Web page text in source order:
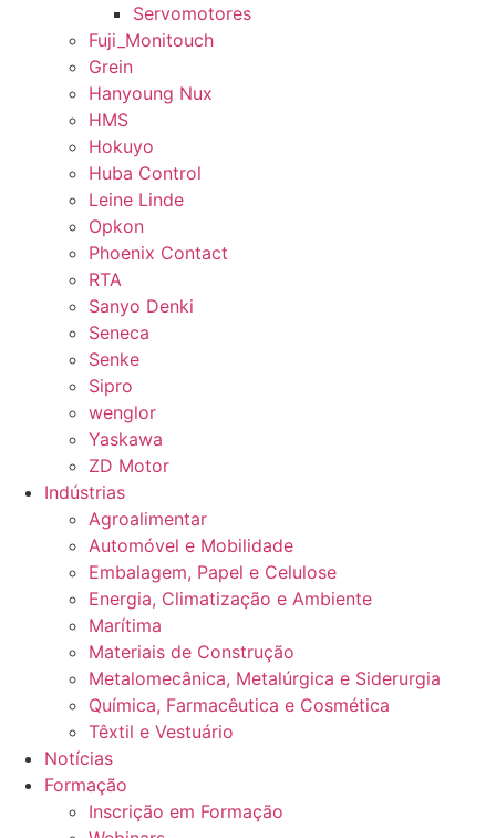
Servomotores
Fuji_Monitouch
Grein
Hanyoung Nux
HMS
Hokuyo
Huba Control
Leine Linde
Opkon
Phoenix Contact
RTA
Sanyo Denki
Seneca
Senke
Sipro
wenglor
Yaskawa
ZD Motor
Indústrias
Agroalimentar
Automóvel e Mobilidade
Embalagem, Papel e Celulose
Energia, Climatização e Ambiente
Marítima
Materiais de Construção
Metalomecânica, Metalúrgica e Siderurgia
Química, Farmacêutica e Cosmética
Têxtil e Vestuário
Notícias
Formação
Inscrição em Formação